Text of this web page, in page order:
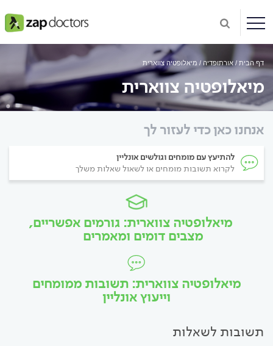
דף הבית אורתופדיה מיאלופטיה צווארית
מיאלופטיה צווארית
אנחנו כאן כדי לעזור לך
להתיעץ עם מומחים וגולשים אונליין
לקרוא תשובות מומחים או לשאול שאלות משלך
מיאלופטיה צווארית: גורמים אפשריים,
מצבים דומים ומאמרים
מיאלופטיה צווארית: תשובות ממומחים
וייעוץ אונליין
תשובות לשאלות